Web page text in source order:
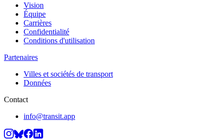
Vision
Équipe
Carrières
Confidentialité
Conditions d'utilisation
Partenaires
Villes et sociétés de transport
Données
Contact
info@transit.app